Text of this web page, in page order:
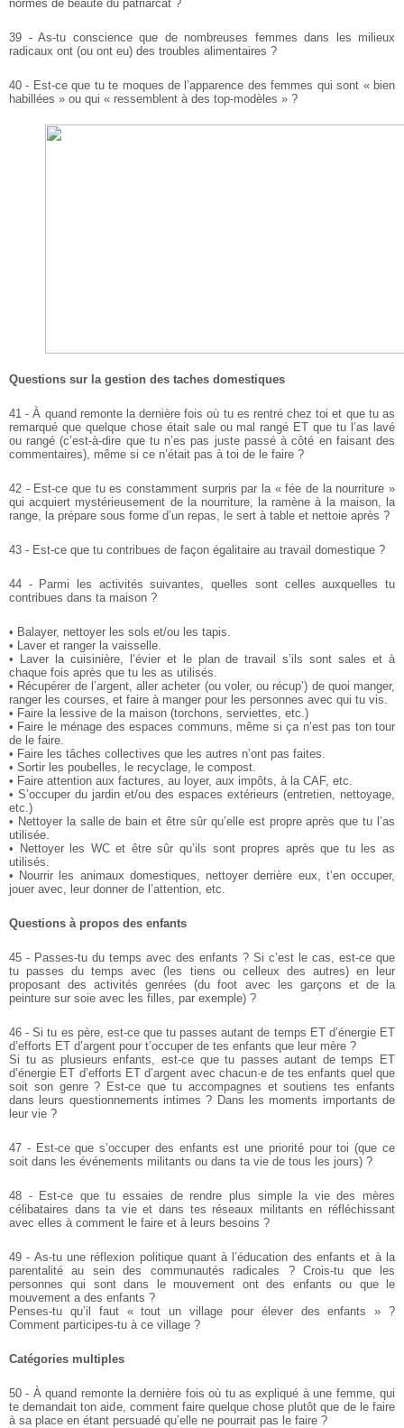
normes de beauté du patriarcat ?
39 - As-tu conscience que de nombreuses femmes dans les milieux
radicaux ont (ou ont eu) des troubles alimentaires ?
40 - Est-ce que tu te moques de l’apparence des femmes qui sont « bien
habillées » ou qui « ressemblent à des top-modèles » ?
Questions sur la gestion des taches domestiques
41 - À quand remonte la dernière fois où tu es rentré chez toi et que tu as
remarqué que quelque chose était sale ou mal rangé ET que tu l’as lavé
ou rangé (c’est-à-dire que tu n’es pas juste passé à côté en faisant des
commentaires), même si ce n’était pas à toi de le faire ?
42 - Est-ce que tu es constamment surpris par la « fée de la nourriture »
qui acquiert mystérieusement de la nourriture, la ramène à la maison, la
range, la prépare sous forme d’un repas, le sert à table et nettoie après ?
43 - Est-ce que tu contribues de façon égalitaire au travail domestique ?
44 - Parmi les activités suivantes, quelles sont celles auxquelles tu
contribues dans ta maison ?
• Balayer, nettoyer les sols et/ou les tapis.
• Laver et ranger la vaisselle.
• Laver la cuisinière, l’évier et le plan de travail s’ils sont sales et à
chaque fois après que tu les as utilisés.
• Récupérer de l’argent, aller acheter (ou voler, ou récup’) de quoi manger,
ranger les courses, et faire à manger pour les personnes avec qui tu vis.
• Faire la lessive de la maison (torchons, serviettes, etc.)
• Faire le ménage des espaces communs, même si ça n’est pas ton tour
de le faire.
• Faire les tâches collectives que les autres n’ont pas faites.
• Sortir les poubelles, le recyclage, le compost.
• Faire attention aux factures, au loyer, aux impôts, à la CAF, etc.
• S’occuper du jardin et/ou des espaces extérieurs (entretien, nettoyage,
etc.)
• Nettoyer la salle de bain et être sûr qu’elle est propre après que tu l’as
utilisée.
• Nettoyer les WC et être sûr qu’ils sont propres après que tu les as
utilisés.
• Nourrir les animaux domestiques, nettoyer derrière eux, t’en occuper,
jouer avec, leur donner de l’attention, etc.
Questions à propos des enfants
45 - Passes-tu du temps avec des enfants ? Si c’est le cas, est-ce que
tu passes du temps avec (les tiens ou celleux des autres) en leur
proposant des activités genrées (du foot avec les garçons et de la
peinture sur soie avec les filles, par exemple) ?
46 - Si tu es père, est-ce que tu passes autant de temps ET d’énergie ET
d’efforts ET d’argent pour t’occuper de tes enfants que leur mère ?
Si tu as plusieurs enfants, est-ce que tu passes autant de temps ET
d’énergie ET d’efforts ET d’argent avec chacun·e de tes enfants quel que
soit son genre ? Est-ce que tu accompagnes et soutiens tes enfants
dans leurs questionnements intimes ? Dans les moments importants de
leur vie ?
47 - Est-ce que s’occuper des enfants est une priorité pour toi (que ce
soit dans les événements militants ou dans ta vie de tous les jours) ?
48 - Est-ce que tu essaies de rendre plus simple la vie des mères
célibataires dans ta vie et dans tes réseaux militants en réfléchissant
avec elles à comment le faire et à leurs besoins ?
49 - As-tu une réflexion politique quant à l’éducation des enfants et à la
parentalité au sein des communautés radicales ? Crois-tu que les
personnes qui sont dans le mouvement ont des enfants ou que le
mouvement a des enfants ?
Penses-tu qu’il faut « tout un village pour élever des enfants » ?
Comment participes-tu à ce village ?
Catégories multiples
50 - À quand remonte la dernière fois où tu as expliqué à une femme, qui
te demandait ton aide, comment faire quelque chose plutôt que de le faire
à sa place en étant persuadé qu’elle ne pourrait pas le faire ?